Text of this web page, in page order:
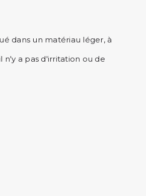
dans un matériau léger, à
n'y a pas d'irritation ou de